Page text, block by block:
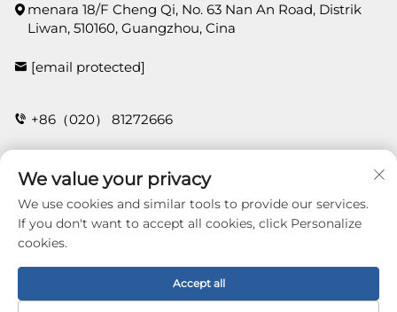
menara 18/F Cheng Qi, No. 63 Nan An Road, Distrik
Liwan, 510160, Guangzhou, Cina
[email protected]
+86（020） 81272666
HUBUNGI
Copyright © 2026 Guangzhou Yorklon Wallcoverings
Limited. All right reserved -
We value your privacy
We use cookies and similar tools to provide our services.
If you don't want to accept all cookies, click Personalize
cookies.
Accept all